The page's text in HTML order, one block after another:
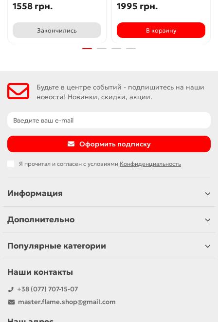
1558 грн.
Закончились
1995 грн.
В корзину
Будьте в центре событий - подпишитесь на наши
новости! Новинки, скидки, акции.
Оформить подписку
Я прочитал и согласен с условиями Конфиденциальность
Информация
Дополнительно
Популярные категории
Наши контакты
+38 (077) 707-15-07
master.flame.shop@gmail.com